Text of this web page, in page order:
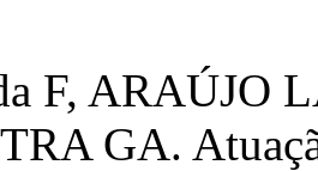
F, ARAÚJO
GA.